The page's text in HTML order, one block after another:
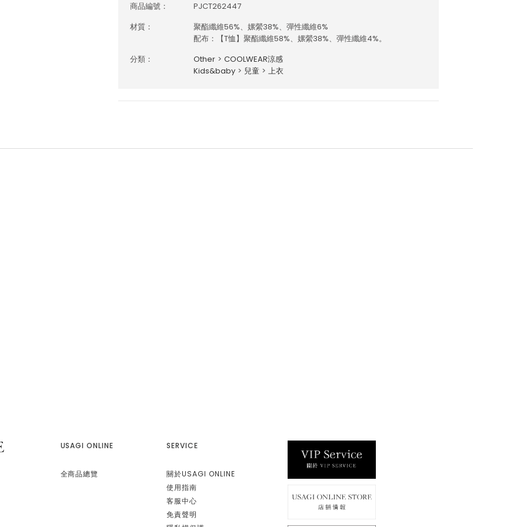
商品編號：
PJCT262447
材質：
聚酯纖維56%、嫘縈38%、彈性纖維6%
配布：【T恤】聚酯纖維58%、嫘縈38%、彈性纖維4%。
分類：
Other > COOLWEAR涼感
Kids&baby > 兒童 > 上衣
USAGI ONLINE
全商品總覽
SERVICE
關於USAGI ONLINE
使用指南
客服中心
免責聲明